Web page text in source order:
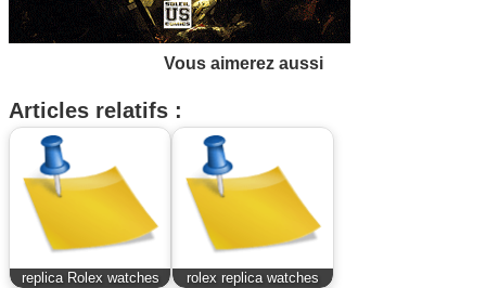
Vous aimerez aussi
Articles relatifs :
replica Rolex watches rolex replica watches